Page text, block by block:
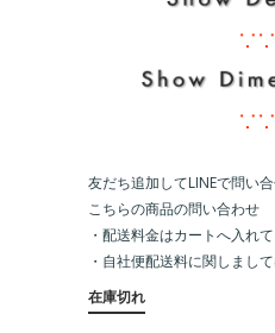
友だち追加してLINEで問
こちらの商品の問い合わせ
・配送料金はカートへ入れ
・ 自社便配送料に関しまし
在庫切れ